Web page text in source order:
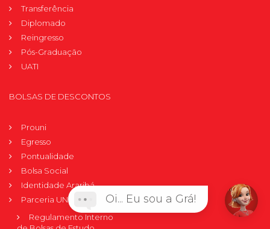
Transferência
Diplomado
Reingresso
Pós-Graduação
UATI
BOLSAS DE DESCONTOS
Prouni
Egresso
Pontualidade
Bolsa Social
Identidade Araribá
Parceria UNISAGRADO + Empresa
Regulamento Interno
Oi... Eu sou a Grá!